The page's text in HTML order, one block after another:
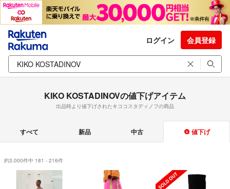
ログイン 会員登録
KIKO KOSTADINOVの値下げアイテム
出品時より値下げされたキココスタディノフの商品
すべて 新品 中古 値下げ
約3,000件中 181 - 216件